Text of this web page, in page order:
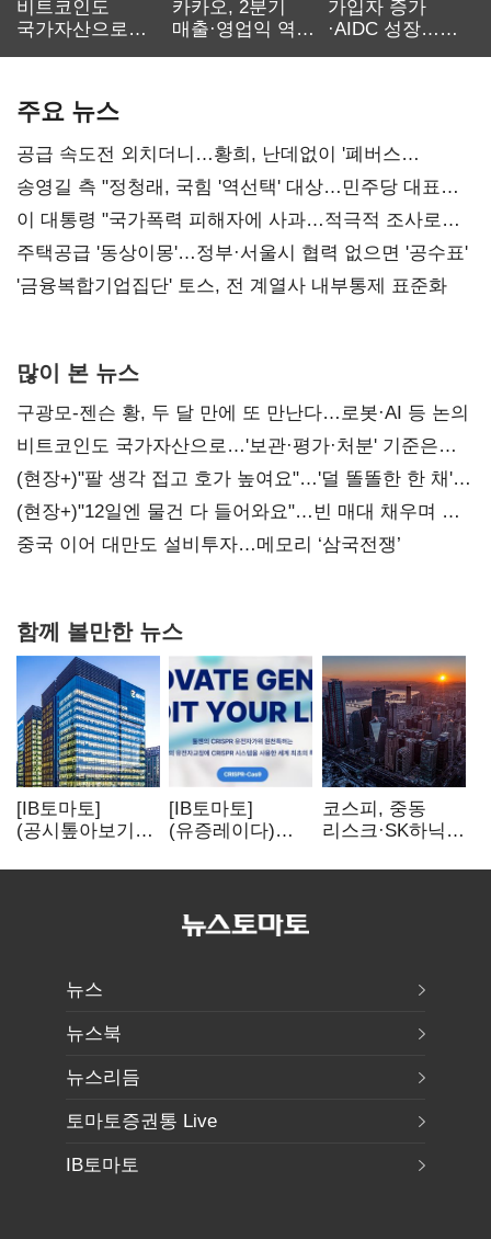
비트코인도
국가자산으로…'
카카오, 2분기
매출·영업익 역대
가입자 증가
·AIDC 성장…
주요 뉴스
공급 속도전 외치더니…황희, 난데없이 '폐버스
리모델링' 제안
송영길 측 "정청래, 국힘 '역선택' 대상…민주당 대표로
총선 지휘 못해"
이 대통령 "국가폭력 피해자에 사과…적극적 조사로
진실 밝혀야"
주택공급 '동상이몽'…정부·서울시 협력 없으면 '공수표'
'금융복합기업집단' 토스, 전 계열사 내부통제 표준화
많이 본 뉴스
구광모-젠슨 황, 두 달 만에 또 만난다…로봇·AI 등 논의
비트코인도 국가자산으로…'보관·평가·처분' 기준은
숙제
(현장+)"팔 생각 접고 호가 높여요"…'덜 똘똘한 한 채'
20억 키맞추기
(현장+)"12일엔 물건 다 들어와요"…빈 매대 채우며 문
연 홈플러스
중국 이어 대만도 설비투자…메모리 ‘삼국전쟁’
함께 볼만한 뉴스
[IB토마토]
(공시톺아보기)
바로 매출로
[IB토마토]
(유증레이다)
3분의 1 토막…
비용부터 챙긴다
코스피, 중동
리스크·SK하닉
뒷걸음
뉴스
뉴스북
뉴스리듬
토마토증권통 Live
IB토마토